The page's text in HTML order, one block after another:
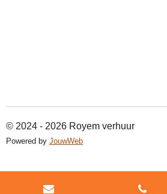
© 2024 - 2026 Royem verhuur
Powered by JouwWeb